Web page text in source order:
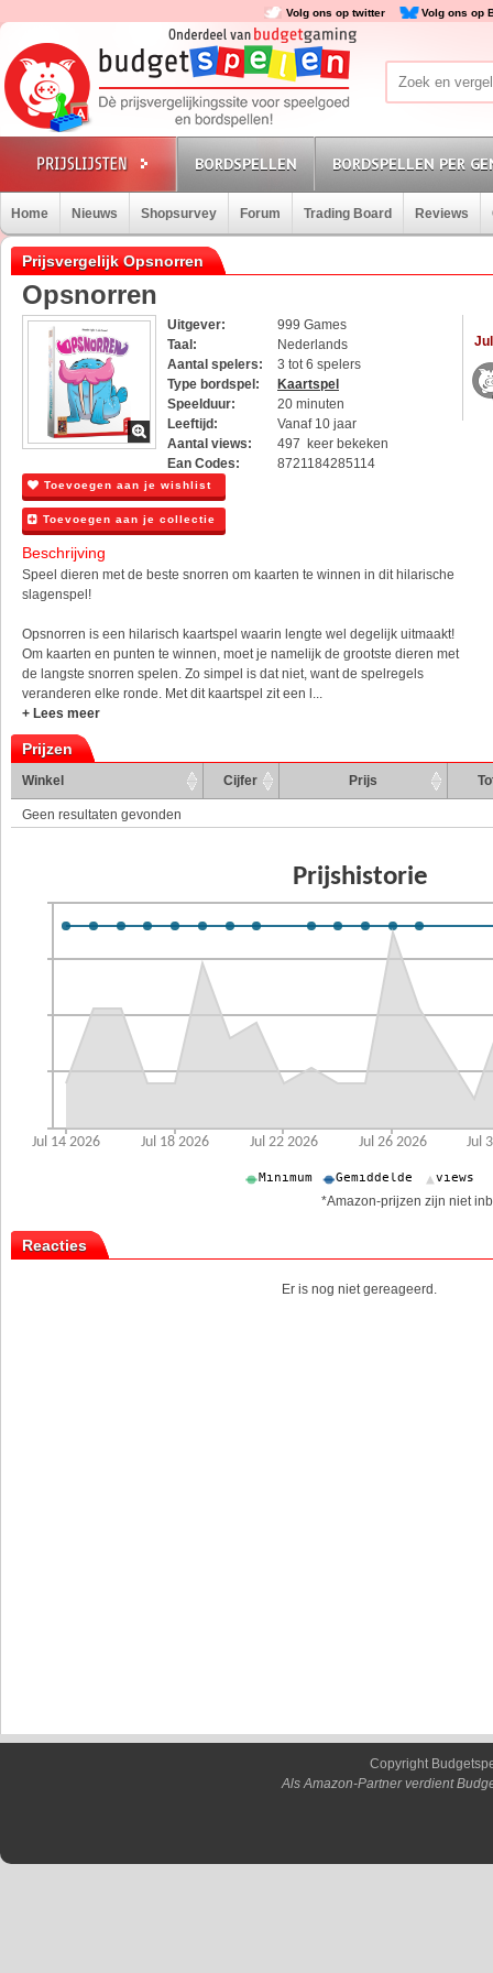
Volg ons op twitter Volg ons op
BORDSPELLEN BORDSPELLEN PER
Home Nieuws Shopsurvey Forum Trading Board Reviews
Prijsvergelijk Opsnorren
Opsnorren
Uitgever:
999 Games
Taal:
Nederlands
Aantal spelers:
3 tot 6 spelers
Type bordspel:
Kaartspel
Speelduur:
20 minuten
Leeftijd:
Vanaf 10 jaar
Aantal views:
497 keer bekeken
Ean Codes:
8721184285114
Toevoegen aan je wishlist
Toevoegen aan je collectie
Beschrijving
Speel dieren met de beste snorren om kaarten te winnen in dit hilarische
slagenspel!
Opsnorren is een hilarisch kaartspel waarin lengte wel degelijk uitmaakt!
Om kaarten en punten te winnen, moet je namelijk de grootste dieren met
de langste snorren spelen. Zo simpel is dat niet, want de spelregels
veranderen elke ronde. Met dit kaartspel zit een l...
+ Lees meer
Prijzen
Winkel Cijfer Prijs
Geen resultaten gevonden
*Amazon-prijzen zijn niet
Reacties
Er is nog niet gereageerd.
Copyright
Als Amazon-Partner verdient